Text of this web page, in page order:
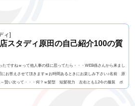
ィ]
スタディ原田の自己紹介100の質
たですねｗって他人事の様に思ってたら・・・WEB係さんから来まし
にお答えさせて頂きますｗお時間あるときにお楽しみ下さい♪名前 原
賢い次って・・・何？ｗ髪型 短髪視力 左右とも1.2今の服装 ポ